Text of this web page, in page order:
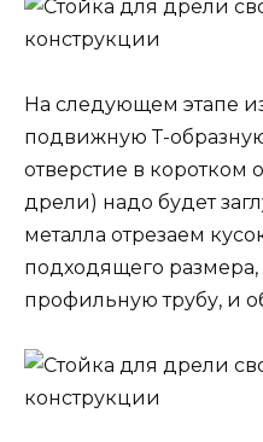
На следующем этапе
подвижную Т-
отверстие в коротком
дрели) надо будет
металла отрезаем
подходящего размера,
профильную трубу, и